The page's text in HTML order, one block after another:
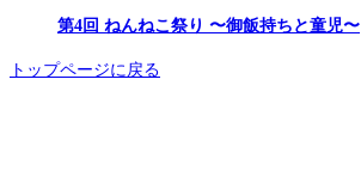
第4回 ねんねこ祭り 〜御飯持ちと童児〜
トップページに戻る